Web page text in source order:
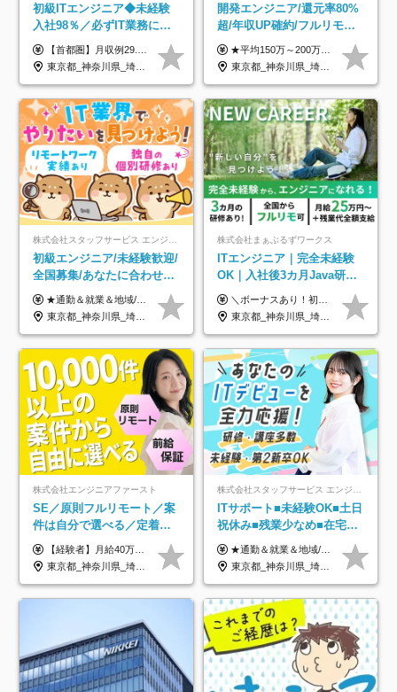
初級ITエンジニア◆未経験
入社98％／必ずIT業務に配
属／月収例29.5万円／Web
面接1回／土日面接可/SE
【首都圏】月収例29.5万円（月給26万円＋諸手当） 【東海・関西】月収例28.5万円（月給25万円＋諸手当） 【九州】月収例26万円（月給23万円＋諸手当） ※経験・スキル・前職給与を踏まえ、総合的に判断して決定します。 例：首都圏 月収例31万円（月給27万円＋諸手当） ◆各種手当 ・通勤手当（上限4万円まで） ・残業代手当（1分単位で全額支給） ※固定残業代制は採用しておりません ・深夜勤務手当 ・資格取得支援（ランクに応じてお祝い金1万円～10万円を支給） ◆昇給：年1回 ◆補足 ・研修中1ヶ月間は、時給1670円となります。 ・試用期間6ヶ月あり。その間の待遇に変更はありません。 ※詳細は面接時にご案内します。
東京都_神奈川県_埼玉県_千葉県_大阪府_愛知県_兵庫県_京都府_福岡県
開発エンジニア/還元率80%
超/年収UP確約/フルリモ
OK/年休130日/平均残業7h/
約2万件の案件から選択
★平均150万～200万円年収UPを実現！ ★前職給与を100％保証！ ★案件内容の開示・明確な評価体制あり ⇒クライアント評価で即昇給を実現したケースも◎ ★年12回（毎月昇給チャンスあり） ■月給35万円～103万円 ※経験・能力・前職給与を考慮し、決定 ※上記給与には月30時間分(6万6500円以上)の固定残業代が含まれます。超過分は手当として別途支給します ※試用期間3ヶ月あり(期間中の給与・待遇面に差異はありません) ▼収入アップの実例をご紹介 ───────────── ★働き方改革をした30代男性（PG） 子どもが生まれたばかりなのに、忙しい現場で残業も月50～60時間が当たり前。 ⇒残業ほぼゼロ＆週3リモートの働き方に！しかも給与もアップ！ ★収入アップした30代男性（PM） 子供が3人いて家計も苦しく、残業代で稼ぐ日々… ⇒残業をたくさんしていた年収額より、100万円以上アップしました！
東京都_神奈川県_埼玉県_千葉県_大阪府_愛知県_北海道_青森県_岩手県_宮城県_秋田県_山形県_福島県_茨城県_栃木県_群馬県_新潟県_山梨県_長野県_富山県_石川県_福井県_静岡県_岐阜県_三重県_兵庫県_京都府_滋賀県_奈良県_和歌山県_広島県_岡山県_鳥取県_島根県_山口県_徳島県_香川県_愛媛県_高知県_福岡県_熊本県_佐賀県_長崎県_大分県_宮崎県_鹿児島県_沖縄県
株式会社スタッフサービス エンジニアリング事業本部
初級エンジニア/未経験歓迎/
全国募集/あなたに合わせた
オリジナル研修をご用
意/AI・IoT/残業平均8時間
★通勤＆就業＆地域/住宅＆役職手当あり ★残業代は全額支給 ★選べる給与制度あり！ ■東京・神奈川・千葉・埼玉勤務の場合 月給24.5万円～55万円＋諸手当 （残業代は全額支給） (20,000円の地域/住宅手当込み) ■愛知・京都・大阪・兵庫勤務の場合 月給24万円以上＋諸手当 （残業代は全額支給） (15,000円の地域/住宅手当込み) ■茨城・栃木・群馬・静岡・三重・滋賀・広島・福岡勤務の場合 月給23.5万円以上＋諸手当 （残業代は全額支給） (10,000円の地域/住宅手当込み) ■北海道・宮城・山梨・長野・岐阜・奈良・和歌山・岡山勤務の場合 月給23万円以上＋諸手当 （残業代は全額支給） (5,000円の地域/住宅手当込み) ■その他のエリア勤務の場合 月給22.5万円以上＋諸手当 （残業代は全額支給） ※経験や能力を考慮し、当社規定により優遇します 【昇給：年一回実施】 【選べる給与制度】 ★収入を重視する方に… 「変動型人事制度」の選択も可能（派遣先からの評価に応じて収入アップ！） ※年2回のタイミングで希望者と面談の上決定します。
東京都_神奈川県_埼玉県_千葉県_大阪府_愛知県_北海道_岩手県_宮城県_山形県_福島県_茨城県_栃木県_群馬県_山梨県_長野県_富山県_石川県_静岡県_岐阜県_三重県_兵庫県_京都府_滋賀県_奈良県_広島県_岡山県_山口県_愛媛県_福岡県_熊本県_長崎県
株式会社まぁぶるずワークス
ITエンジニア｜完全未経験
OK｜入社後3カ月Java研修
｜リモート率8割以上｜充実
のキャリア支援｜残業月10h
＼ボーナスあり！初年度から年収300万円以上／ ■月給25万円～35万円＋残業代全額支給＋各種手当＋賞与年1回 ◎経験・年齢・スキルなどを考慮し、できるだけ優遇します ◎試用期間中(3カ月)は契約社員で、月給21万円＋諸手当になります。 (試用期間中は残業が発生しません。その他の待遇に変更はありません) ----------------- ＼3つの評価軸！実力次第で早期収入アップ！／ 【1】スキル(IT理解、実装力、設計) 【2】実務力(現場評価、コミュ力、品質) 【3】姿勢(自走力、意欲、責任感) この3つの評価軸で、3カ月ごとに評価。社内グレードにより、給与が決まる明確な仕組みです。何ができれば給与が上がるのか分かりやすく、実力や努力次第で早期に収入を増やせます！ 【固定残業代について】 なし（残業代は、実際の労働時間に応じて別途全額支給）
東京都_神奈川県_埼玉県_千葉県_大阪府_愛知県_北海道_青森県_岩手県_宮城県_秋田県_山形県_福島県_茨城県_栃木県_群馬県_新潟県_山梨県_長野県_富山県_石川県_福井県_静岡県_岐阜県_三重県_兵庫県_京都府_滋賀県_奈良県_和歌山県_広島県_岡山県_鳥取県_島根県_山口県_徳島県_香川県_愛媛県_高知県_福岡県_熊本県_佐賀県_長崎県_大分県_宮崎県_鹿児島県_沖縄県
株式会社エンジニアファースト
SE／原則フルリモート／案
件は自分で選べる／定着率
93%／20～30代活躍中！
【経験者】月給40万円～120万円(固定残業代含む)+各種手当 ★前職給与の総収入額を100％保証｜還元率84％〜100％ ★20代の平均年収570万円 ※月給には、みなし残業手当(月30時間／5万8000円以上)を含みます 超過分は別途追加支給 ※固定残業代は、時間外労働の有無に関わらず30時間分を、月5万8000円~15万7000円支給 ※上記を超える時間外労働分は追加で支給 【未経験者】月給21万円以上＋各種手当 固定残業なし(残業代発生分全額支給) ※6ヶ月の試用期間あり（※条件に変動なし） ▼単価連動性×還元率は84％～100％で収入の大幅UPが可能！ ・案件単価が月50万円の場合：年収417万円 ・案件単価が月70万円の場合：年収584万円 ・案件単価が月100万円の場合：年収834万円 ＜モデル年収＞ ▼400万円～500万円(入社初年度) ▼542万円～626万円(入社2年) ▼667万円～700万円(入社3年） ▼709万円～801万円(入社5年）
東京都_神奈川県_埼玉県_千葉県_大阪府_愛知県_北海道_青森県_岩手県_宮城県_秋田県_山形県_福島県_茨城県_栃木県_群馬県_新潟県_山梨県_長野県_富山県_石川県_福井県_静岡県_岐阜県_三重県_兵庫県_京都府_滋賀県_奈良県_和歌山県_広島県_岡山県_鳥取県_島根県_山口県_徳島県_香川県_愛媛県_高知県_福岡県_熊本県_佐賀県_長崎県_大分県_宮崎県_鹿児島県_沖縄県
株式会社スタッフサービス エンジニアリング事業本部
ITサポート■未経験OK■土日
祝休み■残業少なめ■在宅実
績あり■約900種類のスキル
アップ講座あり■全国募集
★通勤＆就業＆地域/住宅＆役職手当あり ★残業代は全額支給 ★選べる給与制度あり！ ■東京・神奈川・千葉・埼玉勤務の場合 月給24.5万円～55万円＋諸手当 （残業代は全額支給） (20,000円の地域/住宅手当込み) ■愛知・京都・大阪・兵庫勤務の場合 月給24万円以上＋諸手当 （残業代は全額支給） (15,000円の地域/住宅手当込み) ■茨城・栃木・群馬・静岡・三重・滋賀・広島・福岡勤務の場合 月給23.5万円以上＋諸手当 （残業代は全額支給） (10,000円の地域/住宅手当込み) ■北海道・宮城・山梨・長野・岐阜・奈良・和歌山・岡山勤務の場合 月給23万円以上＋諸手当 （残業代は全額支給） (5,000円の地域/住宅手当込み) ■その他のエリア勤務の場合 月給22.5万円以上＋諸手当 （残業代は全額支給） ※経験や能力を考慮し、当社規定により優遇します 【昇給：年一回実施】 【選べる給与制度】 ★収入を重視する方に… 「変動型人事制度」の選択も可能（派遣先からの評価に応じて収入アップ！） ※年2回のタイミングで希望者と面談の上決定します。
東京都_神奈川県_埼玉県_千葉県_大阪府_愛知県_北海道_岩手県_宮城県_山形県_福島県_茨城県_栃木県_群馬県_山梨県_長野県_富山県_石川県_静岡県_岐阜県_三重県_兵庫県_京都府_滋賀県_奈良県_広島県_岡山県_山口県_愛媛県_福岡県_熊本県_長崎県